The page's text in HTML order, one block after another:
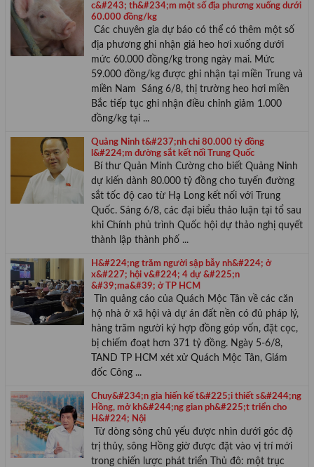
c&#243; th&#234;m một số địa phương xuống dưới
60.000 đồng/kg
Các chuyên gia dự báo có thể có thêm một số
địa phương ghi nhận giá heo hơi xuống dưới
mức 60.000 đồng/kg trong ngày mai. Mức
59.000 đồng/kg được ghi nhận tại miền Trung và
miền Nam Sáng 6/8, thị trường heo hơi miền
Bắc tiếp tục ghi nhận điều chỉnh giảm 1.000
đồng/kg tại ...
Quảng Ninh t&#237;nh chi 80.000 tỷ đồng
l&#224;m đường sắt kết nối Trung Quốc
Bí thư Quản Minh Cường cho biết Quảng Ninh
dự kiến dành 80.000 tỷ đồng cho tuyến đường
sắt tốc độ cao từ Hạ Long kết nối với Trung
Quốc. Sáng 6/8, các đại biểu thảo luận tại tổ sau
khi Chính phủ trình Quốc hội dự thảo nghị quyết
thành lập thành phố ...
H&#224;ng trăm người sập bẫy nh&#224; ở
x&#227; hội v&#224; 4 dự &#225;n
&#39;ma&#39; ở TP HCM
Tin quảng cáo của Quách Mộc Tân về các căn
hộ nhà ở xã hội và dự án đất nền có đủ pháp lý,
hàng trăm người ký hợp đồng góp vốn, đặt cọc,
bị chiếm đoạt hơn 371 tỷ đồng. Ngày 5-6/8,
TAND TP HCM xét xử Quách Mộc Tân, Giám
đốc Công ...
Chuy&#234;n gia hiến kế t&#225;i thiết s&#244;ng
Hồng, mở kh&#244;ng gian ph&#225;t triển cho
H&#224; Nội
Từ dòng sông chủ yếu được nhìn dưới góc độ
trị thủy, sông Hồng giờ được đặt vào vị trí mới
trong chiến lược phát triển Thủ đô: một trục